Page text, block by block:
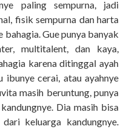
paling sempurna, jadi
fisik sempurna dan harta
Gue punya banyak
multitalent, dan kaya,
karena ditinggal ayah
ibunye cerai, atau ayahnye
masih beruntung, punya
Dia masih bisa
keluarga kandungnye.